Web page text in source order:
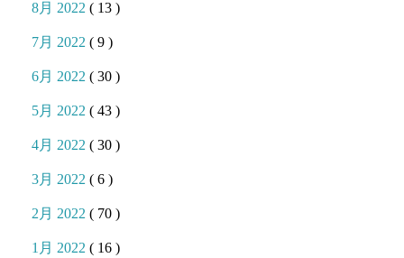
8月 2022( 13 )
7月 2022( 9 )
6月 2022( 30 )
5月 2022( 43 )
4月 2022( 30 )
3月 2022( 6 )
2月 2022( 70 )
1月 2022( 16 )